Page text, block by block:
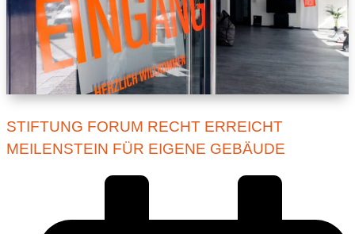
STIFTUNG FORUM RECHT ERREICHT
MEILENSTEIN FÜR EIGENE GEBÄUDE